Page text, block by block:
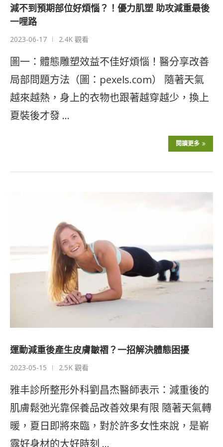
減不到預期部位好煩惱？！優力肌塑 助攻減重最後
一哩路
2023-06-17 2.4K 觀看
圖一：體態雕塑效益不佳好煩惱！醫分享改善
局部問題方法（圖：pexels.com） 隨著天氣
越來越熱，身上的衣物也跟著越穿越少，換上
夏裝後才發 …
閱讀更多
運動減重後產生皮膚皺褶？一招解決體態困擾
2023-05-15 2.5K 觀看
雅丰診所整形外科劉昌杰醫師表示：減重後的
肌膚鬆弛光靠保養品改善效果有限 隨著天氣轉
暖，夏日即將來臨，對於許多女性來說，是嶄
露好身材的大好時刻 …